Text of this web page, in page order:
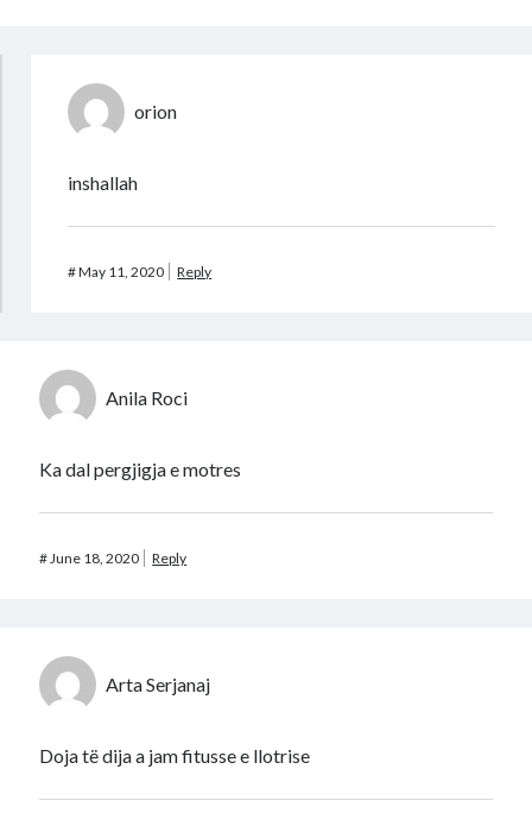
orion
inshallah
#May 11, 2020 Reply
Anila Roci
Ka dal pergjigja e motres
#June 18, 2020 Reply
Arta Serjanaj
Doja të dija a jam fitusse e llotrise